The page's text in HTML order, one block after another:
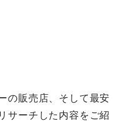
の販売店、そして最安
サーチした内容をご紹